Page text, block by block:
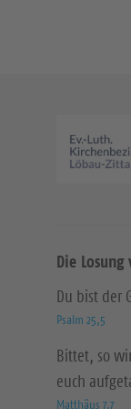
Die
Du bist der
Psalm 25,5
Bittet, so
euch
Matthäus 7,7